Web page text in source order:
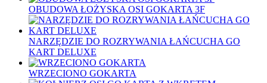
OBUDOWA ŁOŻYSKA OSI GOKARTA 3F
NARZĘDZIE DO ROZRYWANIA ŁAŃCUCHA GO
KART DELUXE
WRZECIONO GOKARTA